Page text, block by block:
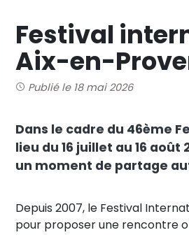
Festival
Aix-en-
Publié le 18 mai 2026
Dans le cadre du 46ème
lieu du 16 juillet au 16
un moment de partage
Depuis 2007, le Festival
pour proposer une rencontre